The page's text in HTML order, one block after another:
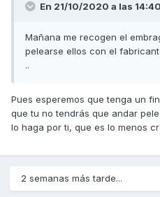
En 21/10/2020 a las
Mañana me recogen el
pelearse ellos con el
..
Pues esperemos que tenga un
que tu no tendrás que andar
lo haga por ti, que es lo menos
2 semanas más tarde...